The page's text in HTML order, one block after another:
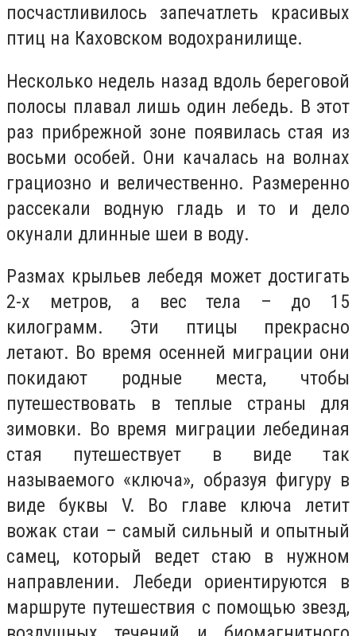
посчастливилось запечатлеть красивых
птиц на Каховском водохранилище.
Несколько недель назад вдоль береговой
полосы плавал лишь один лебедь. В этот
раз прибрежной зоне появилась стая из
восьми особей. Они качалась на волнах
грациозно и величественно. Размеренно
рассекали водную гладь и то и дело
окунали длинные шеи в воду.
Размах крыльев лебедя может достигать
2-х метров, а вес тела – до 15
килограмм. Эти птицы прекрасно
летают. Во время осенней миграции они
покидают родные места, чтобы
путешествовать в теплые страны для
зимовки. Во время миграции лебединая
стая путешествует в виде так
называемого «ключа», образуя фигуру в
виде буквы V. Во главе ключа летит
вожак стаи – самый сильный и опытный
самец, который ведет стаю в нужном
направлении. Лебеди ориентируются в
маршруте путешествия с помощью звезд,